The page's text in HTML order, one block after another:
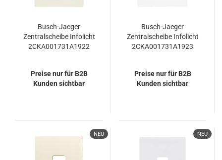
Busch-Jaeger
Zentralscheibe Infolicht
2CKA001731A1922
Preise nur für B2B
Kunden sichtbar
Busch-Jaeger
Zentralscheibe Infolicht
2CKA001731A1923
Preise nur für B2B
Kunden sichtbar
NEU NEU